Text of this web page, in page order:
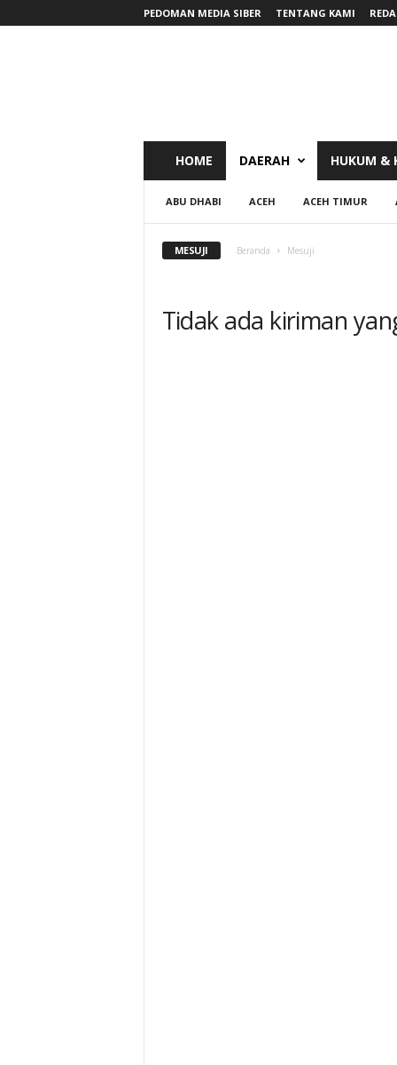
PEDOMAN MEDIA SIBER TENTANG KAMI
HOME DAERAH HUKUM &
ABU DHABI ACEH ACEH TIMUR
MESUJI Beranda Mesuji
Tidak ada kiriman